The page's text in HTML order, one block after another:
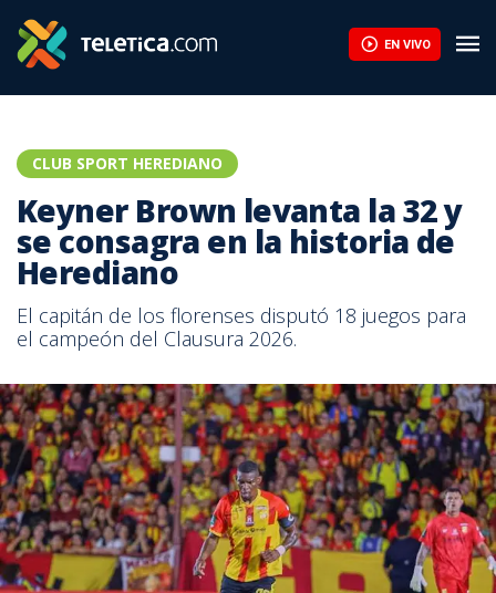
EN VIVO
CLUB SPORT HEREDIANO
Keyner Brown levanta la 32 y
se consagra en la historia de
Herediano
El capitán de los florenses disputó 18 juegos para
el campeón del Clausura 2026.